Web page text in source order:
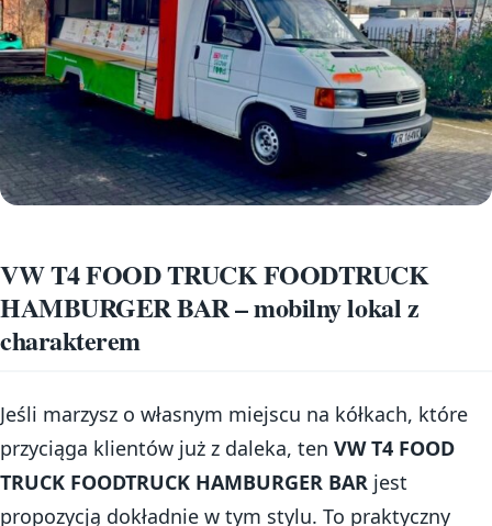
VW T4 FOOD TRUCK FOODTRUCK
HAMBURGER BAR – mobilny lokal z
charakterem
Jeśli marzysz o własnym miejscu na kółkach, które
przyciąga klientów już z daleka, ten VW T4 FOOD
TRUCK FOODTRUCK HAMBURGER BAR jest
propozycją dokładnie w tym stylu. To praktyczny